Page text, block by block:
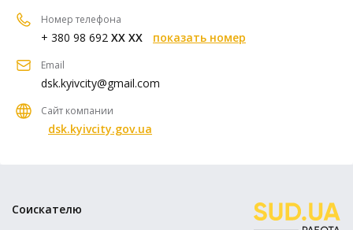
Номер телефона
+ 380 98 692 XX XX показать номер
Email
dsk.kyivcity@gmail.com
Сайт компании
dsk.kyivcity.gov.ua
Соискателю